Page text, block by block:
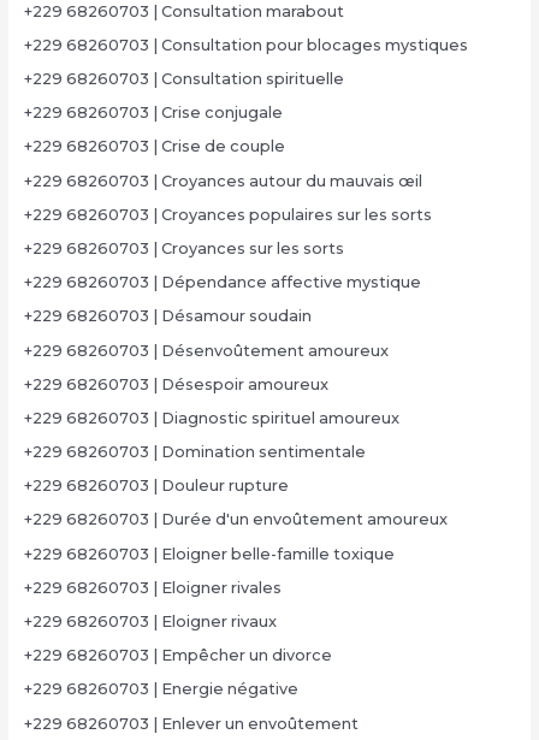
+229 68260703 | Consultation marabout
+229 68260703 | Consultation pour blocages mystiques
+229 68260703 | Consultation spirituelle
+229 68260703 | Crise conjugale
+229 68260703 | Crise de couple
+229 68260703 | Croyances autour du mauvais œil
+229 68260703 | Croyances populaires sur les sorts
+229 68260703 | Croyances sur les sorts
+229 68260703 | Dépendance affective mystique
+229 68260703 | Désamour soudain
+229 68260703 | Désenvoûtement amoureux
+229 68260703 | Désespoir amoureux
+229 68260703 | Diagnostic spirituel amoureux
+229 68260703 | Domination sentimentale
+229 68260703 | Douleur rupture
+229 68260703 | Durée d'un envoûtement amoureux
+229 68260703 | Eloigner belle-famille toxique
+229 68260703 | Eloigner rivales
+229 68260703 | Eloigner rivaux
+229 68260703 | Empêcher un divorce
+229 68260703 | Energie négative
+229 68260703 | Enlever un envoûtement